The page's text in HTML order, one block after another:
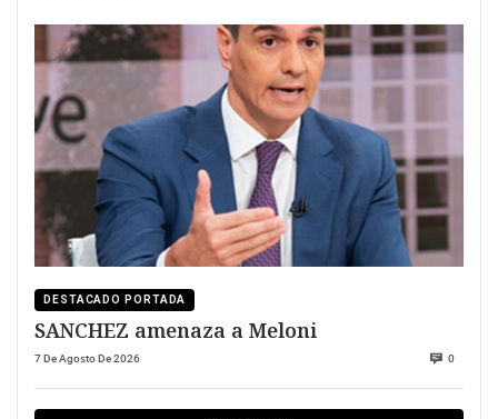
DESTACADO PORTADA
SANCHEZ amenaza a Meloni
7 De Agosto De 2026 0